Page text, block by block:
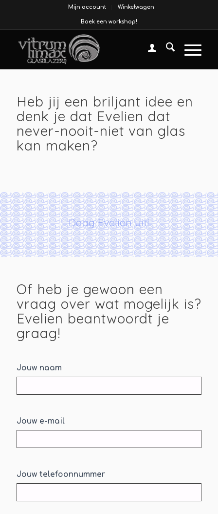
Mijn account Winkelwagen
Boek een workshop!
Heb jij een briljant idee en
denk je dat Evelien dat
never-nooit-niet van glas
kan maken?
Daag Evelien uit!
Of heb je gewoon een
vraag over wat mogelijk is?
Evelien beantwoordt je
graag!
Daag
uit
Jouw naam
Jouw e-mail
Jouw telefoonnummer